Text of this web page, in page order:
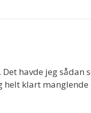
. Det havde jeg sådan
helt klart manglende